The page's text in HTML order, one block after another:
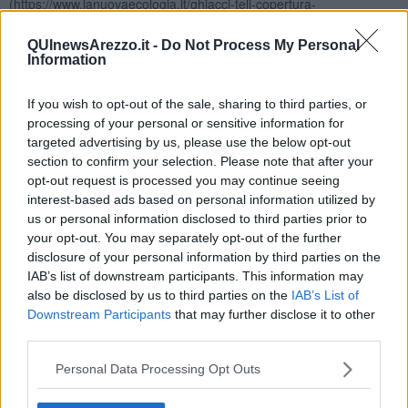
QUInewsArezzo.it - Do Not Process My Personal
Information
If you wish to opt-out of the sale, sharing to third parties, or
processing of your personal or sensitive information for
targeted advertising by us, please use the below opt-out
section to confirm your selection. Please note that after your
opt-out request is processed you may continue seeing
interest-based ads based on personal information utilized by
us or personal information disclosed to third parties prior to
your opt-out. You may separately opt-out of the further
disclosure of your personal information by third parties on the
IAB’s list of downstream participants. This information may
also be disclosed by us to third parties on the IAB’s List of
Downstream Participants that may further disclose it to other
Personal Data Processing Opt Outs
come una soluzione agli effetti avversi del cambiamento climatico
non è soltanto sbagliato […] ma rischia di creare confusione e
della crisi climatica − tra i quali c’è anche il ritiro dei ghiacciai −
l’unica strategia da attuare è alleggerire il peso delle attività
antropiche sul pianeta, cambiando radicalmente modelli produttivi e
di sfruttamento delle risorse, consumi e stili di vita».
Un cambiamento radicale dei modelli produttivi e di sfruttamento
delle risorse, consumi e stili di vita? Già… nei giorni del lockdown
se ne parlava… mentre la Pianura Padana tornava a respirare
sembrava persino possibile. Ed ora che ho finito di scrivere, invece,
non piove più.
Gianni Micheli